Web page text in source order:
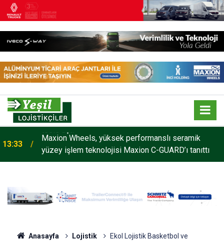
13:33
Maxion Wheels, yüksek performanslı seramik
yüzey işlem teknolojisi Maxion C-GUARD’ı tanıttı
Anasayfa Lojistik
Ekol Lojistik Basketbol ve